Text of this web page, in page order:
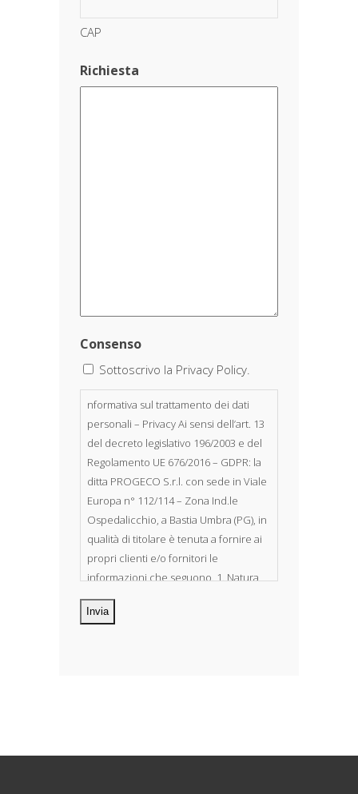
CAP
Richiesta
Consenso
Sottoscrivo la Privacy Policy.
nformativa sul trattamento dei dati
personali – Privacy Ai sensi dell’art. 13
del decreto legislativo 196/2003 e del
Regolamento UE 676/2016 – GDPR: la
ditta PROGECO S.r.l. con sede in Viale
Europa n° 112/114 – Zona Ind.le
Ospedalicchio, a Bastia Umbra (PG), in
qualità di titolare è tenuta a fornire ai
propri clienti e/o fornitori le
informazioni che seguono. 1. Natura
dei dati personali Costituiscono
oggetto di trattamento i Suoi dati